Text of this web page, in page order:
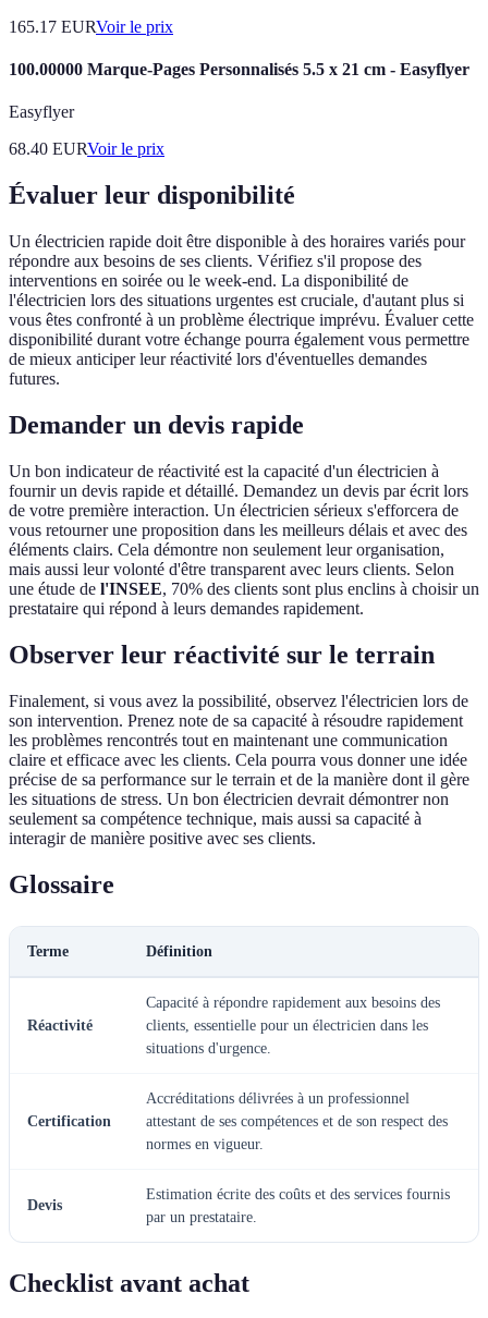
165.17 EURVoir le prix
100.00000 Marque-Pages Personnalisés 5.5 x 21 cm - Easyflyer
Easyflyer
68.40 EURVoir le prix
Évaluer leur disponibilité
Un électricien rapide doit être disponible à des horaires variés pour
répondre aux besoins de ses clients. Vérifiez s'il propose des
interventions en soirée ou le week-end. La disponibilité de
l'électricien lors des situations urgentes est cruciale, d'autant plus si
vous êtes confronté à un problème électrique imprévu. Évaluer cette
disponibilité durant votre échange pourra également vous permettre
de mieux anticiper leur réactivité lors d'éventuelles demandes
futures.
Demander un devis rapide
Un bon indicateur de réactivité est la capacité d'un électricien à
fournir un devis rapide et détaillé. Demandez un devis par écrit lors
de votre première interaction. Un électricien sérieux s'efforcera de
vous retourner une proposition dans les meilleurs délais et avec des
éléments clairs. Cela démontre non seulement leur organisation,
mais aussi leur volonté d'être transparent avec leurs clients. Selon
une étude de l'INSEE, 70% des clients sont plus enclins à choisir un
prestataire qui répond à leurs demandes rapidement.
Observer leur réactivité sur le terrain
Finalement, si vous avez la possibilité, observez l'électricien lors de
son intervention. Prenez note de sa capacité à résoudre rapidement
les problèmes rencontrés tout en maintenant une communication
claire et efficace avec les clients. Cela pourra vous donner une idée
précise de sa performance sur le terrain et de la manière dont il gère
les situations de stress. Un bon électricien devrait démontrer non
seulement sa compétence technique, mais aussi sa capacité à
interagir de manière positive avec ses clients.
Glossaire
Terme Définition
Réactivité
Capacité à répondre rapidement aux besoins des
clients, essentielle pour un électricien dans les
situations d'urgence.
Certification
Accréditations délivrées à un professionnel
attestant de ses compétences et de son respect des
normes en vigueur.
Devis
Estimation écrite des coûts et des services fournis
par un prestataire.
Checklist avant achat